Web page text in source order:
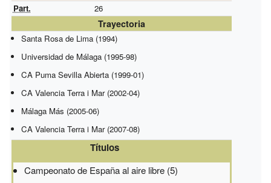
Part. 26
Trayectoria
Santa Rosa de Lima (1994)
Universidad de Málaga (1995-98)
CA Puma Sevilla Abierta (1999-01)
CA Valencia Terra i Mar (2002-04)
Málaga Más (2005-06)
CA Valencia Terra i Mar (2007-08)
Títulos
Campeonato de España al aire libre (5)